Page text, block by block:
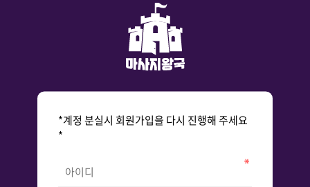
*계정 분실시 회원가입을 다시 진행해 주세요
*